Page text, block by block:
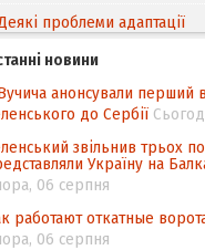
проблеми адаптації
товарів
про торговельні
власності
євроінтеграції
Аналіз виборчого
голосів
новини
анонсували перший
до Сербії
звільнив трьох
Україну на
06 серпня
работают откатные
06 серпня